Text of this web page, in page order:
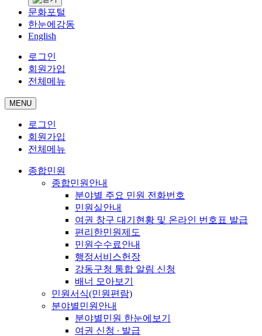
문화포털
한눈에강동
English
로그인
회원가입
전체메뉴
MENU
로그인
회원가입
전체메뉴
종합민원
종합민원안내
분야별 주요 민원 전화번호
민원실안내
여권 창구 대기현황 및 온라인 번호표 발급
편리한민원제도
민원수수료안내
행정서비스헌장
강동구청 통합 알림 신청
배너 모아보기
민원서식(민원편람)
분야별민원안내
분야별민원 한눈에보기
여권 신청 ∙ 발급